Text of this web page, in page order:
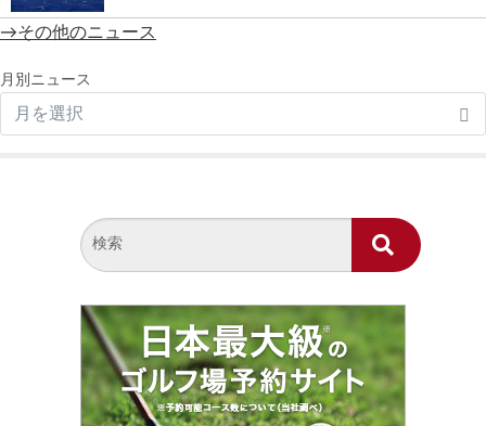
→その他のニュース
月別ニュース